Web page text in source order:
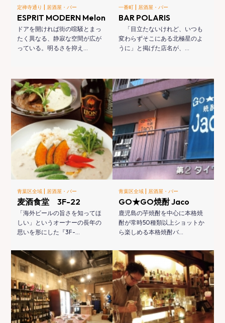
定禅寺通り | 居酒屋・バー
ESPRIT MODERN Melon
ドアを開ければ街の喧騒とまっ
たく異なる、静寂な空間が広が
っている。明るさを抑え…
一番町 | 居酒屋・バー
BAR POLARIS
「目立たないけれど、いつも
変わらずそこにある北極星のよ
うに」と掲げた店名が、…
青葉区全域 | 居酒屋・バー
麦酒食堂 3F-22
「海外ビールの旨さを知ってほ
しい」というオーナーの長年の
思いを形にした『3F-…
青葉区全域 | 居酒屋・バー
GO★GO焼酎 Jaco
鹿児島の芋焼酎を中心に本格焼
酎が常時50種類以上ショットか
ら楽しめる本格焼酎バ…